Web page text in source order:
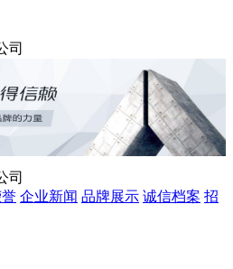
司
司
企业新闻 品牌展示 诚信档案 招